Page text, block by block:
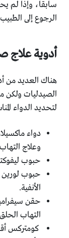
سابقا، وإذا لم
الرجوع إلى
أدوية علاج
هناك العديد من
الصيدليات ولكن
لتحديد الدواء
دواء
وعلاج
حبوب
حبوب لورين
الأنفية.
حقن
التهاب
كومتركس